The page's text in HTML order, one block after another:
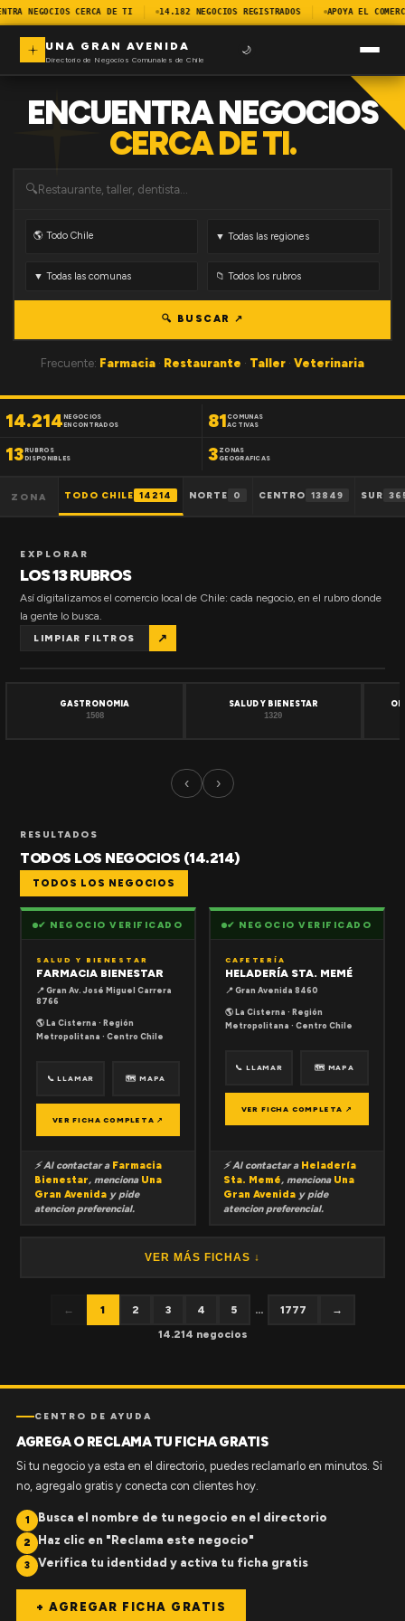
NEGOCIOS CERCA DE TI 14.182 NEGOCIOS REGISTRADOS APOYA EL
UNA GRAN AVENIDA
Directorio de Negocios Comunales de Chile
🌙
ENCUENTRA NEGOCIOS
CERCA DE TI.
🔍
🔍 BUSCAR ↗
Frecuente: Farmacia · Restaurante · Taller · Veterinaria
14.214NEGOCIOS
ENCONTRADOS
81 COMUNAS
ACTIVAS
13RUBROS
DISPONIBLES
3 ZONAS
GEOGRAFICAS
ZONA TODO CHILE 14214 NORTE 0 CENTRO 13849 SUR
EXPLORAR
LOS 13 RUBROS
Así digitalizamos el comercio local de Chile: cada negocio, en el rubro donde
la gente lo busca.
LIMPIAR FILTROS ↗
GASTRONOMIA
1508
SALUD Y BIENESTAR
1320
‹ ›
RESULTADOS
TODOS LOS NEGOCIOS (14.214)
TODOS LOS NEGOCIOS
✔ NEGOCIO VERIFICADO
SALUD Y BIENESTAR
FARMACIA BIENESTAR
📍 Gran Av. José Miguel Carrera
8766
🌎 La Cisterna · Región
Metropolitana · Centro Chile
📞 LLAMAR 🗺 MAPA
VER FICHA COMPLETA ↗
⚡ Al contactar a Farmacia
Bienestar, menciona Una
Gran Avenida y pide
atencion preferencial.
✔ NEGOCIO VERIFICADO
CAFETERÍA
HELADERÍA STA. MEMÉ
📍 Gran Avenida 8460
🌎 La Cisterna · Región
Metropolitana · Centro Chile
📞 LLAMAR 🗺 MAPA
VER FICHA COMPLETA ↗
⚡ Al contactar a Heladería
Sta. Memé, menciona Una
Gran Avenida y pide
atencion preferencial.
VER MÁS FICHAS ↓
← 1 2 3 4 5 ... 1777
→
14.214 negocios
CENTRO DE AYUDA
AGREGA O RECLAMA TU FICHA GRATIS
Si tu negocio ya esta en el directorio, puedes reclamarlo en minutos. Si
no, agregalo gratis y conecta con clientes hoy.
1 Busca el nombre de tu negocio en el directorio
2 Haz clic en "Reclama este negocio"
3 Verifica tu identidad y activa tu ficha gratis
+ AGREGAR FICHA GRATIS